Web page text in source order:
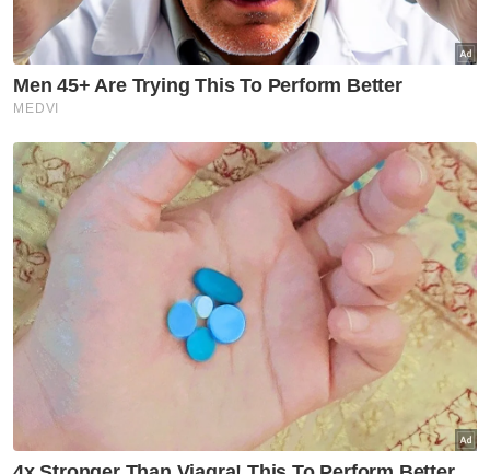
Semasa
warga asing
Semasa
Dua anggota polis minta
belanja RM100 berdepan
tindakan tatatertib
Semasa
Kenyataan MAG tunjuk
'sindrom penafian' - King Sing